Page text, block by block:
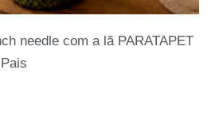
needle com a lã PARATAPET